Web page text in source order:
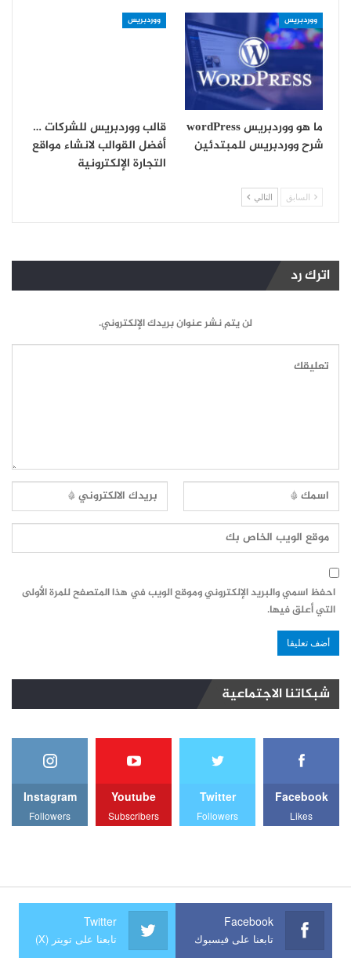
ووردبريس
ما هو ووردبريس wordPress
شرح ووردبريس للمبتدئين
ووردبريس
قالب ووردبريس للشركات …
أفضل القوالب لانشاء مواقع
التجارة الإلكترونية
السابق التالي
اترك رد
لن يتم نشر عنوان بريدك الإلكتروني.
احفظ اسمي والبريد الإلكتروني وموقع الويب في هذا المتصفح للمرة الأولى
التي أعلق فيها.
شبكاتنا الاجتماعية
Facebook
Likes
Twitter
Followers
Youtube
Subscribers
Instagram
Followers
Facebook
تابعنا على فيسبوك
Twitter
تابعنا على تويتر (X)